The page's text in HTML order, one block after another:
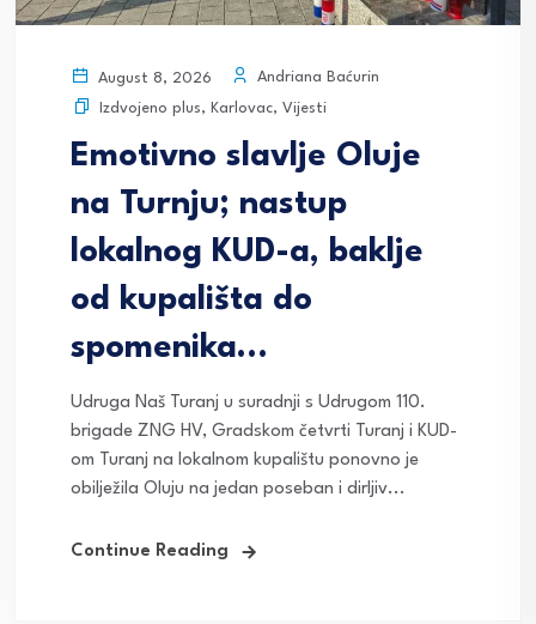
August 8, 2026
Andriana Baćurin
Izdvojeno plus, Karlovac, Vijesti
Emotivno slavlje Oluje
na Turnju; nastup
lokalnog KUD-a, baklje
od kupališta do
spomenika…
Udruga Naš Turanj u suradnji s Udrugom 110.
brigade ZNG HV, Gradskom četvrti Turanj i KUD-
om Turanj na lokalnom kupalištu ponovno je
obilježila Oluju na jedan poseban i dirljiv...
Continue Reading